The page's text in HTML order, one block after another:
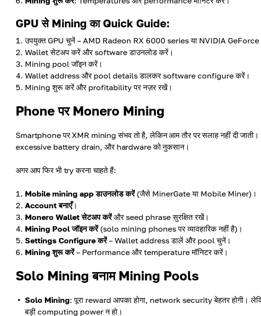
GPU से Mining का Quick Guide:
उपयुक्त GPU चुनें – AMD Radeon RX 6000 series या NVIDIA
Wallet सेटअप करें और software डाउनलोड करें।
Mining pool जॉइन करें।
Wallet address और pool details डालकर software configure करें।
Mining शुरू करें और profitability पर नज़र रखें।
Phone पर Monero Mining
Smartphone पर XMR mining संभव तो है, लेकिन आम तौर पर सलाह नहीं दी
excessive battery drain, और hardware को नुकसान।
अगर आप फिर भी try करना चाहते हैं:
Mobile mining app डाउनलोड करें(जैसे MinerGate या Mobile Miner)।
Account बनाएँ।
Monero Wallet सेटअप करेंऔर seed phrase सुरक्षित रखें।
Mining Pool जॉइन करें(solo mining phones पर व्यावहारिक नहीं है)।
Settings Configure करें– Wallet address डालें और pool चुनें।
Mining शुरू करें– Performance और temperature मॉनिटर करें।
Solo Mining बनाम Mining Pools
Solo Mining: पूरा reward आपका होगा, network security बेहतर होगी।
बड़ी computing power न हो।